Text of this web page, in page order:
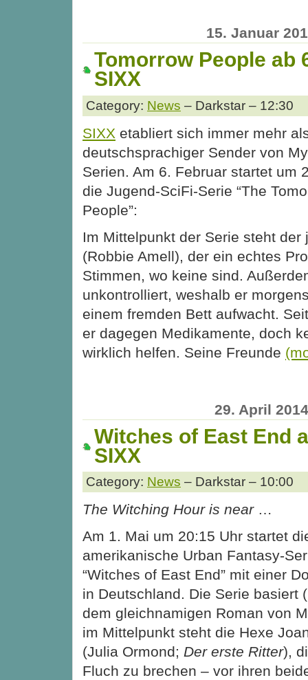
15. Januar
Tomorrow People ab
SIXX
Category: News – Darkstar – 12:30
SIXX etabliert sich immer mehr
deutschsprachiger Sender von
Serien. Am 6. Februar startet um
die Jugend-SciFi-Serie “The
People”:
Im Mittelpunkt der Serie steht der
(Robbie Amell), der ein echtes
Stimmen, wo keine sind.
unkontrolliert, weshalb er
einem fremden Bett aufwacht.
er dagegen Medikamente, doch
wirklich helfen. Seine Freunde
29. April 2014
Witches of East End
SIXX
Category: News – Darkstar – 10:00
The Witching Hour is near…
Am 1. Mai um 20:15 Uhr startet
amerikanische Urban Fantasy-
“Witches of East End” mit einer
in Deutschland. Die Serie basiert
dem gleichnamigen Roman von
im Mittelpunkt steht die Hexe
(Julia Ormond; Der erste Ritter),
Fluch zu brechen – vor ihren